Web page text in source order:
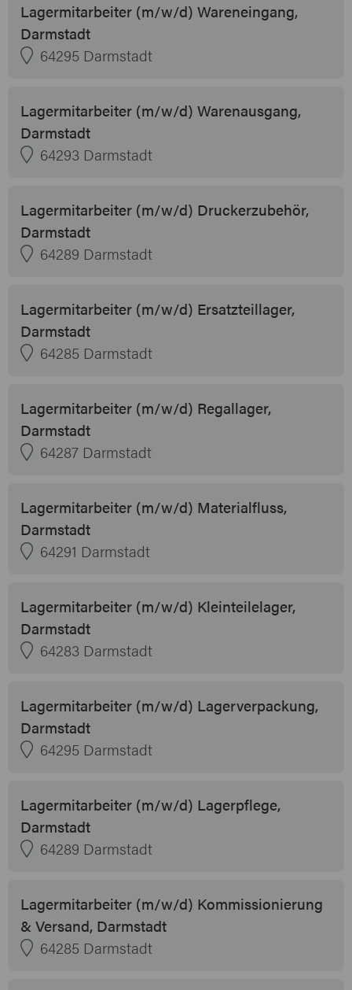
Lagermitarbeiter (m/w/d) Wareneingang,
Darmstadt
64295 Darmstadt
Lagermitarbeiter (m/w/d) Warenausgang,
Darmstadt
64293 Darmstadt
Lagermitarbeiter (m/w/d) Druckerzubehör,
Darmstadt
64289 Darmstadt
Lagermitarbeiter (m/w/d) Ersatzteillager,
Darmstadt
64285 Darmstadt
Lagermitarbeiter (m/w/d) Regallager,
Darmstadt
64287 Darmstadt
Lagermitarbeiter (m/w/d) Materialfluss,
Darmstadt
64291 Darmstadt
Lagermitarbeiter (m/w/d) Kleinteilelager,
Darmstadt
64283 Darmstadt
Lagermitarbeiter (m/w/d) Lagerverpackung,
Darmstadt
64295 Darmstadt
Lagermitarbeiter (m/w/d) Lagerpflege,
Darmstadt
64289 Darmstadt
Lagermitarbeiter (m/w/d) Kommissionierung
& Versand, Darmstadt
64285 Darmstadt